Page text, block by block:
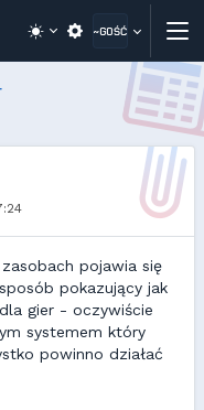
~GOŚĆ
pojawia się
pokazujący jak
gier - oczywiście
systemem który
powinno działać